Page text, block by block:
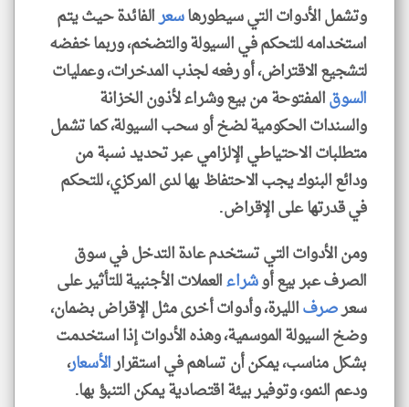
وتشمل الأدوات التي سيطورهاسعرالفائدة حيث يتم
استخدامه للتحكم في السيولة والتضخم، وربما خفضه
لتشجيع الاقتراض، أو رفعه لجذب المدخرات، وعمليات
السوقالمفتوحة من بيع وشراء لأذون الخزانة
والسندات الحكومية لضخ أو سحب السيولة، كما تشمل
متطلبات الاحتياطي الإلزامي عبر تحديد نسبة من
ودائع البنوك يجب الاحتفاظ بها لدى المركزي، للتحكم
في قدرتها على الإقراض.
ومن الأدوات التي تستخدم عادة التدخل في سوق
الصرف عبر بيع أوشراءالعملات الأجنبية للتأثير على
سعرصرفالليرة، وأدوات أخرى مثل الإقراض بضمان،
وضخ السيولة الموسمية، وهذه الأدوات إذا استخدمت
بشكل مناسب، يمكن أن تساهم في استقرارالأسعار،
ودعم النمو، وتوفير بيئة اقتصادية يمكن التنبؤ بها.